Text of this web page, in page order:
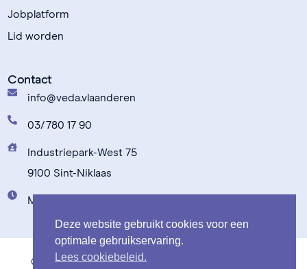
Jobplatform
Lid worden
Contact
info@veda.vlaanderen
03/780 17 90
Industriepark-West 75
9100 Sint-Niklaas
Maandag t.e.m. vrijdag: 9u00 - 17u00
© 2020-2026 – VeDa – Verenigde Dierenartsen –
Deze website gebruikt cookies voor een
optimale gebruikservaring.
Lees cookiebeleid.